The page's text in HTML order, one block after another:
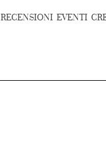
RECENSIONI EVENTI